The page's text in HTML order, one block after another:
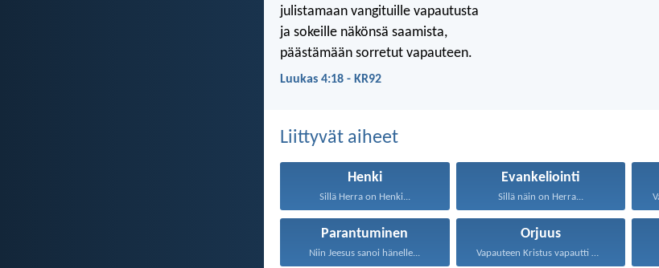
julistamaan vangituille vapautusta
ja sokeille näkönsä saamista,
päästämään sorretut vapauteen.
Luukas 4:18 - KR92
Liittyvät aiheet
Henki
Sillä Herra on Henki...
Evankeliointi
Sillä näin on Herra...
Parantuminen
Niin Jeesus sanoi hänelle...
Orjuus
Vapauteen Kristus vapautti meidät...